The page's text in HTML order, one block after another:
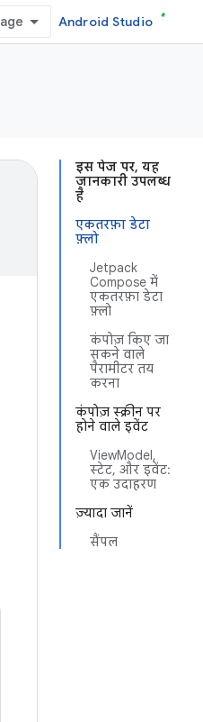
Android Studio
इस पेज पर, यह
जानकारी उपलब्ध
है
एकतरफ़ा डेटा
फ़्लो
Jetpack
Compose में
एकतरफ़ा डेटा
फ़्लो
कंपोज़ किए जा
सकने वाले
पैरामीटर तय
करना
कंपोज़ स्क्रीन पर
होने वाले इवेंट
ViewModel,
स्टेट, और इवेंट:
एक उदाहरण
ज़्यादा जानें
सैंपल